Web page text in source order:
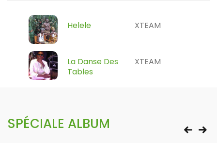
Helele XTEAM
La Danse Des
Tables
XTEAM
SPÉCIALE ALBUM